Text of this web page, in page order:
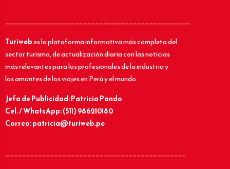
_____________________________________________
Turiwebes la plataforma informativa más completa del
sector turismo, de actualización diaria con las noticias
más relevantes para los profesionales de la industria y
los amantes de los viajes en Perú y el mundo.
Jefa de Publicidad: Patricia Pando
Cel. / WhatsApp: (511) 986210180
Correo: patricia@turiweb.pe
____________________________________________